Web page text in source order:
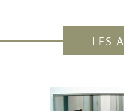
LES